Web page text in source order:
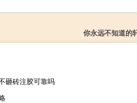
你永远不知道的
砸砖注胶可靠吗